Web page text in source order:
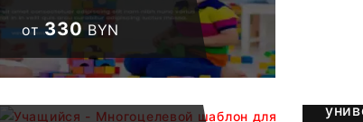
от330 BYN
Учащийся - Многоцелевой шаблон для